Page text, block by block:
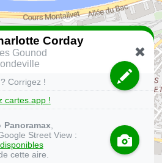
Corday
Gounod
Corrigez !
cartes.app !
Panoramax,
Street View :
cette aire.